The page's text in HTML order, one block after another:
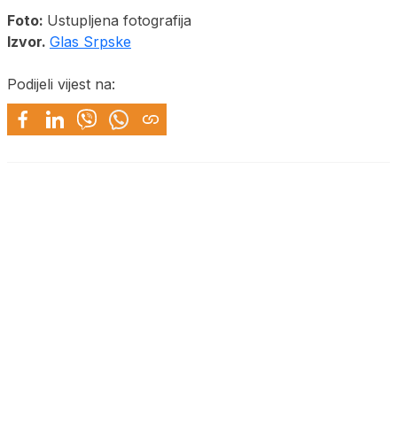
Foto: Ustupljena fotografija
Izvor. Glas Srpske
Podijeli vijest na: